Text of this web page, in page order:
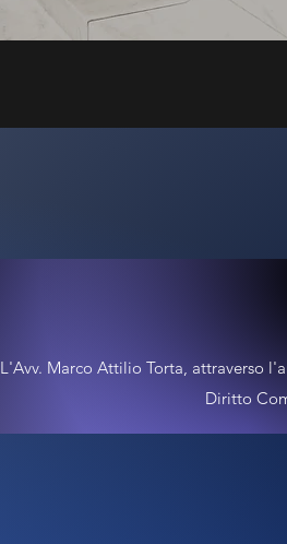
L'Avv. Marco Attilio Torta, attraverso
Diritto